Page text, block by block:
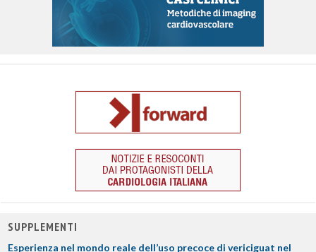
SUPPLEMENTI
Esperienza nel mondo reale dell’uso precoce di vericiguat nel